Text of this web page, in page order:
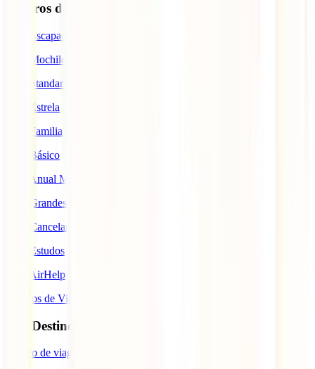
Seguros de Viagem
IATI Escapadinhas
IATI Mochileiro
IATI Standard
IATI Estrela
IATI Familia
IATI Básico
IATI Anual Multiviagem
IATI Grandes Viajantes
IATI Cancelamento Premium
IATI Estudos
IATI AirHelp
Seguros de Viagem
Top Destinos
Seguro de viagem para o Japão